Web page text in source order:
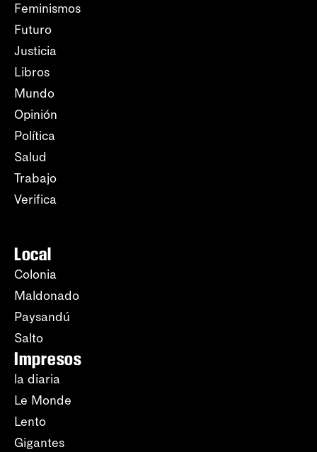
Feminismos
Futuro
Justicia
Libros
Mundo
Opinión
Política
Salud
Trabajo
Verifica
Local
Colonia
Maldonado
Paysandú
Salto
Impresos
la diaria
Le Monde
Lento
Gigantes